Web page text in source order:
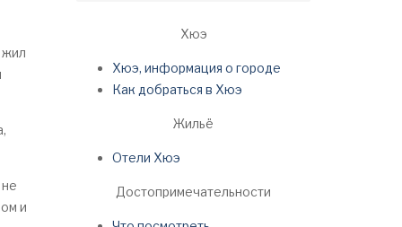
жил
и
Хюэ
Хюэ, информация о городе
Как добраться в Хюэ
Жильё
Отели Хюэ
Достопримечательности